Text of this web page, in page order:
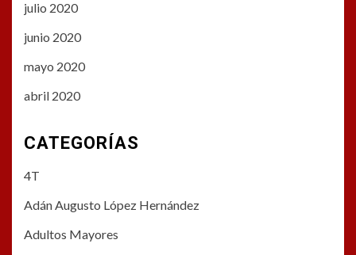
julio 2020
junio 2020
mayo 2020
abril 2020
CATEGORÍAS
4T
Adán Augusto López Hernández
Adultos Mayores